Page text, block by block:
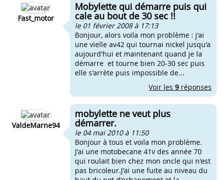
Fast_motor
Mobylette qui démarre puis qui
cale au bout de 30 sec !!
le 01 février 2008 à 17:13
Bonjour, alors voila mon problème : j'ai
une vielle av42 qui tournai nickel jusqu'a
aujourd'hui et maintenant quand je la
démarre et tourne bien 20-30 sec puis
elle s'arrète puis impossible de...
Voir les 9 réponses
ValdeMarne94
mobylette ne veut plus
démarrer.
le 04 mai 2010 à 11:50
Bonjour à tous et voila mon problème.
J'ai une motobecane 41v des année 70
qui roulait bien chez mon oncle qui n'est
pas bricoleur.J'ai une fuite au niveau du